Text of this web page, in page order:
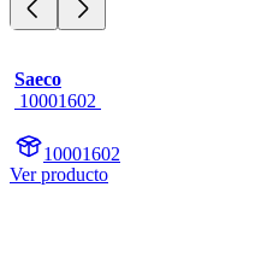
Saeco
10001602
10001602
Ver producto